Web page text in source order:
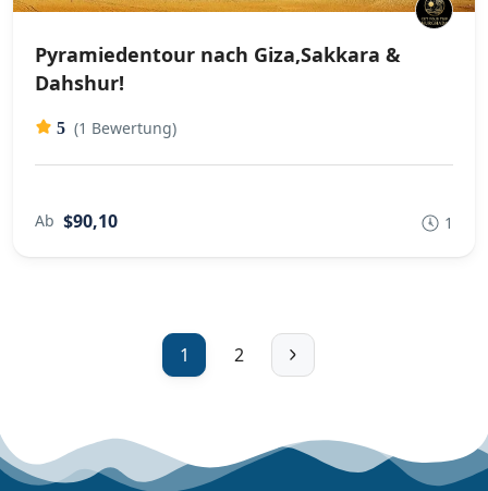
Pyramiedentour nach Giza,Sakkara &
Dahshur!
5 (1 Bewertung)
Ab $90,10 1
1 2